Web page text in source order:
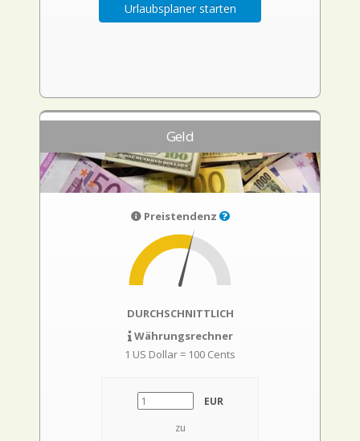
Urlaubsplaner starten
Geld
Preistendenz
DURCHSCHNITTLICH
Währungsrechner
1 US Dollar = 100 Cents
EUR
zu